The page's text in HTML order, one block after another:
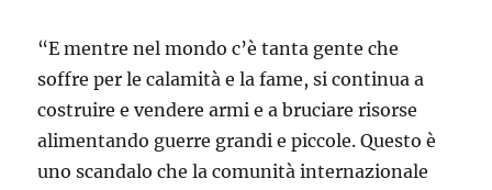
“E mentre nel mondo c’è tanta gente che
soffre per le calamità e la fame, si continua a
costruire e vendere armi e a bruciare risorse
alimentando guerre grandi e piccole. Questo è
uno scandalo che la comunità internazionale